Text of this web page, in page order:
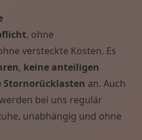
, ohne
versteckte Kosten. Es
, keine anteiligen
Stornorücklasten an. Auch
bei uns regulär
unabhängig und ohne